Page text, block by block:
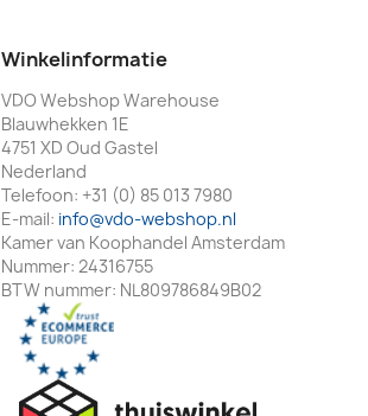
Winkelinformatie
VDO Webshop Warehouse
Blauwhekken 1E
4751 XD Oud Gastel
Nederland
Telefoon: +31 (0) 85 013 7980
E-mail: info@vdo-webshop.nl
Kamer van Koophandel Amsterdam
Nummer: 24316755
BTW nummer: NL809786849B02